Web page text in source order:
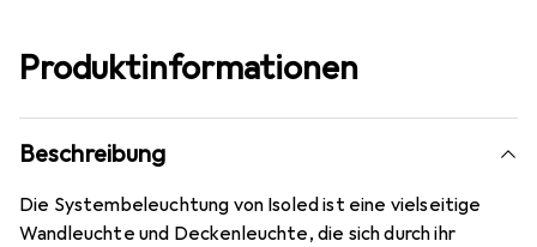
Produktinformationen
Beschreibung
Die Systembeleuchtung von Isoled ist eine vielseitige
Wandleuchte und Deckenleuchte, die sich durch ihr